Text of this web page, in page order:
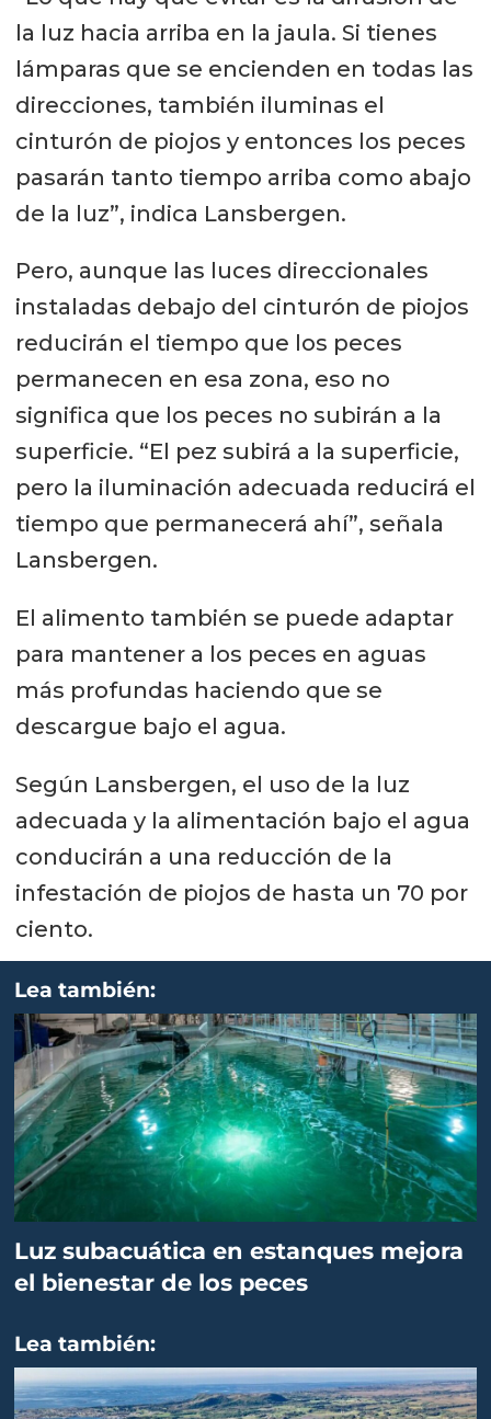
la luz hacia arriba en la jaula. Si tienes
lámparas que se encienden en todas las
direcciones, también iluminas el
cinturón de piojos y entonces los peces
pasarán tanto tiempo arriba como abajo
de la luz”, indica Lansbergen.
Pero, aunque las luces direccionales
instaladas debajo del cinturón de piojos
reducirán el tiempo que los peces
permanecen en esa zona, eso no
significa que los peces no subirán a la
superficie. “El pez subirá a la superficie,
pero la iluminación adecuada reducirá el
tiempo que permanecerá ahí”, señala
Lansbergen.
El alimento también se puede adaptar
para mantener a los peces en aguas
más profundas haciendo que se
descargue bajo el agua.
Según Lansbergen, el uso de la luz
adecuada y la alimentación bajo el agua
conducirán a una reducción de la
infestación de piojos de hasta un 70 por
ciento.
Lea también:
Luz subacuática en estanques mejora
el bienestar de los peces
Lea también: